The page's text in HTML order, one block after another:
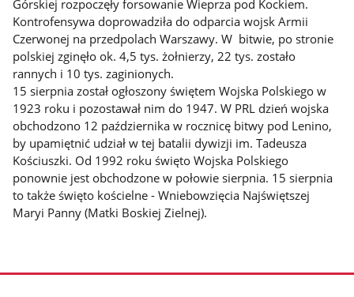
Górskiej rozpoczęły forsowanie Wieprza pod Kockiem.
Kontrofensywa doprowadziła do odparcia wojsk Armii
Czerwonej na przedpolach Warszawy. W bitwie, po stronie
polskiej zginęło ok. 4,5 tys. żołnierzy, 22 tys. zostało
rannych i 10 tys. zaginionych.
15 sierpnia został ogłoszony świętem Wojska Polskiego w
1923 roku i pozostawał nim do 1947. W PRL dzień wojska
obchodzono 12 października w rocznicę bitwy pod Lenino,
by upamiętnić udział w tej batalii dywizji im. Tadeusza
Kościuszki. Od 1992 roku święto Wojska Polskiego
ponownie jest obchodzone w połowie sierpnia. 15 sierpnia
to także święto kościelne - Wniebowzięcia Najświętszej
Maryi Panny (Matki Boskiej Zielnej).